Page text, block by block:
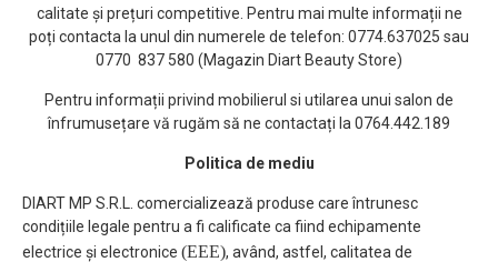
calitate și prețuri competitive. Pentru mai multe informații ne
poți contacta la unul din numerele de telefon: 0774.637025 sau
0770 837 580 (Magazin Diart Beauty Store)
Pentru informații privind mobilierul si utilarea unui salon de
înfrumusețare vă rugăm să ne contactați la 0764.442.189
Politica de mediu
DIART MP S.R.L. comercializează produse care întrunesc
condițiile legale pentru a fi calificate ca fiind echipamente
electrice și electronice (EEE), având, astfel, calitatea de